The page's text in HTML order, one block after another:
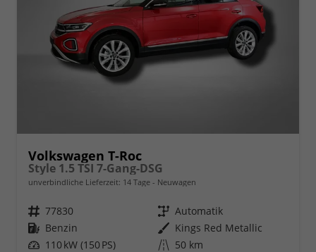
Volkswagen T-Roc
Style 1.5 TSI 7-Gang-DSG
unverbindliche Lieferzeit: 14 Tage Neuwagen
Fahrzeugnr. 77830 Getriebe Automatik
Kraftstoff Benzin Außenfarbe Kings Red Metallic
Leistung 110 kW (150 PS) Kilometerstand 50 km